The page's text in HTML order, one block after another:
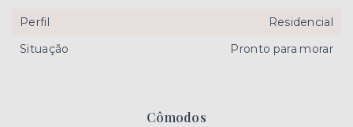
Cômodos
Perfil
Residencial
Situação
Pronto para morar